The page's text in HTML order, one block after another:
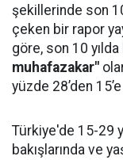
şekillerinde son
çeken bir rapor
göre, son 10
muhafazakar"
yüzde 28’den
Türkiye'de 15-29
bakışlarında ve